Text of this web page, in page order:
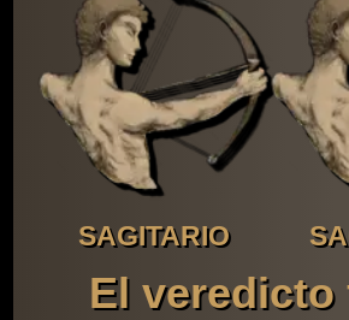
SAGITARIO
El veredicto